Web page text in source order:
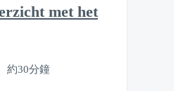
met het
約30分鐘